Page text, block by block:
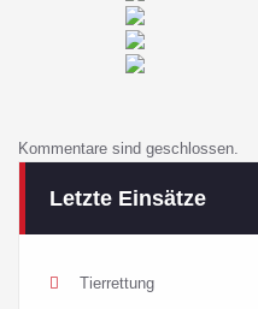
Kommentare sind geschlossen.
Letzte Einsätze
Tierrettung